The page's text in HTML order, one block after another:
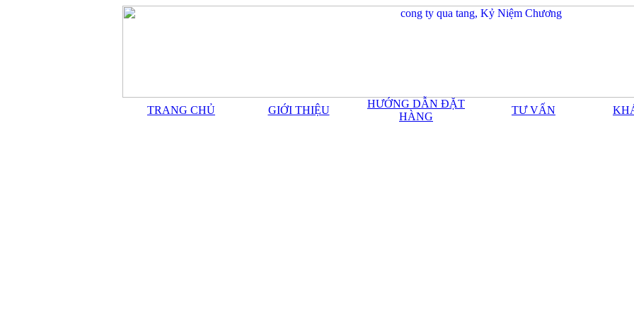
TRANG CHỦ GIỚI THIỆU
HƯỚNG DẪN ĐẶT
HÀNG
TƯ VẤN